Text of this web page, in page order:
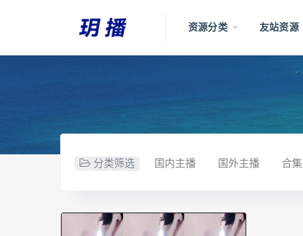
资源分类 友站资源
分类筛选 国内主播 国外主播 合集